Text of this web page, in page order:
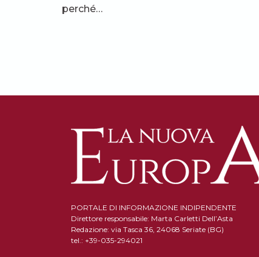
perché…
PORTALE DI INFORMAZIONE INDIPENDENTE
Direttore responsabile: Marta Carletti Dell’Asta
Redazione: via Tasca 36, 24068 Seriate (BG)
tel.: +39-035-294021